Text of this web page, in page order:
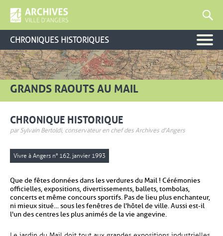
CHRONIQUES HISTORIQUES
GRANDS RAOUTS AU MAIL
CHRONIQUE HISTORIQUE
par Sylvain Bertoldi, conservateur en chef des Archives d'Angers
Vivre à Angers n° 162, janvier 1993
Que de fêtes données dans les verdures du Mail ! Cérémonies
officielles, expositions, divertissements, ballets, tombolas,
concerts et même concours sportifs. Pas de lieu plus enchanteur,
ni mieux situé… sous les fenêtres de l'hôtel de ville. Aussi est-il
l'un des centres les plus animés de la vie angevine.